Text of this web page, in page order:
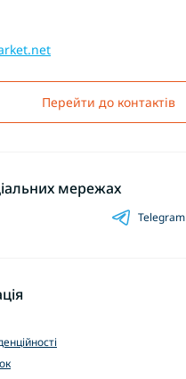
Перейти до контактів
мережах
Telegram